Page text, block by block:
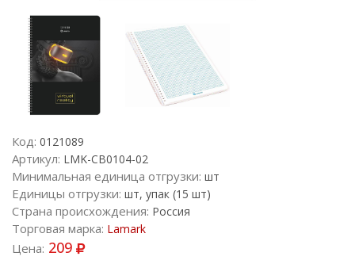
Код: 0121089
Артикул: LMK-CB0104-02
Минимальная единица отгрузки: шт
Единицы отгрузки: шт, упак (15 шт)
Страна происхождения: Россия
Торговая марка: Lamark
Цена: 209